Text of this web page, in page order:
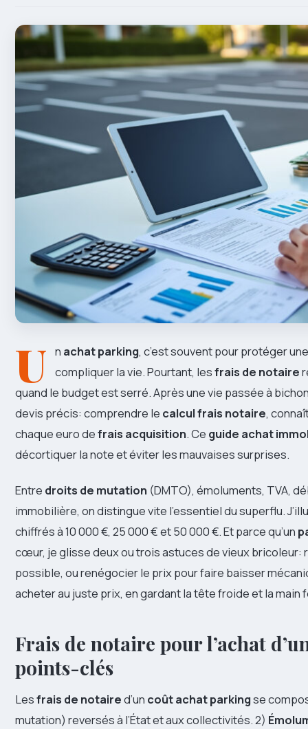
U n achat parking, c’est souvent pour protéger
compliquer la vie. Pourtant, lesfrais de notaire
quand le budget est serré. Après une vie passée à
devis précis: comprendre le calcul frais notaire,
chaque euro defrais acquisition. Ce guide achat
décortiquer la note et éviter les mauvaises surprises.
Entre droits de mutation (DMTO), émoluments, TVA,
immobilière, on distingue vite l’essentiel du superflu.
chiffrés à 10 000 €, 25 000 € et 50 000 €. Et parce qu’un
cœur, je glisse deux ou trois astuces de vieux bricoleur:
possible, ou renégocier le prix pour faire baisser
acheter au juste prix, en gardant la tête froide et la main
Frais de notaire pour l’achat
points-clés
Lesfrais de notaired’un coût achat parkingse
mutation) reversés à l’État et aux collectivités. 2)